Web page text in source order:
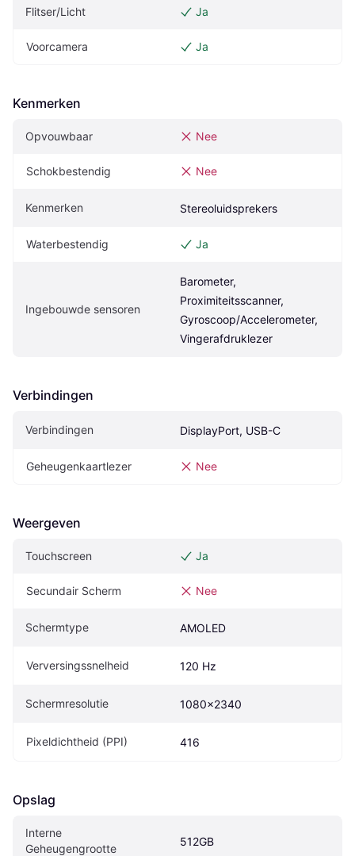
Flitser/Licht Ja
Voorcamera Ja
Kenmerken
Opvouwbaar Nee
Schokbestendig Nee
Kenmerken Stereoluidsprekers
Waterbestendig Ja
Ingebouwde sensoren
Barometer,
Proximiteitsscanner,
Gyroscoop/Accelerometer,
Vingerafdruklezer
Verbindingen
Verbindingen DisplayPort, USB-C
Geheugenkaartlezer Nee
Weergeven
Touchscreen Ja
Secundair Scherm Nee
Schermtype AMOLED
Verversingssnelheid 120 Hz
Schermresolutie 1080x2340
Pixeldichtheid (PPI) 416
Opslag
Interne
Geheugengrootte
512GB